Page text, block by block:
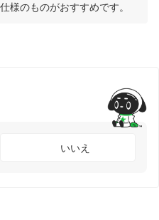
様のものがおすすめです。
いいえ